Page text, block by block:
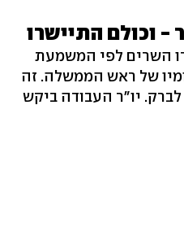
- וכולם התיישרו
השרים לפי המשמעת
של ראש הממשלה. זה
יו"ר העבודה ביקש